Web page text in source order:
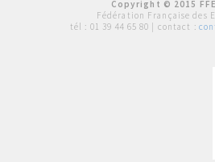
Copyright © 2015
Fédération Française des
tél : 01 39 44 65 80 | contact :